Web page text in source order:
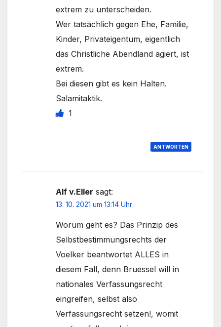
extrem zu unterscheiden.
Wer tatsächlich gegen Ehe, Familie,
Kinder, Privateigentum, eigentlich
das Christliche Abendland agiert, ist
extrem.
Bei diesen gibt es kein Halten.
Salamitaktik.
1
ANTWORTEN
Alf v.Eller sagt:
13. 10. 2021 um 13:14 Uhr
Worum geht es? Das Prinzip des
Selbstbestimmungsrechts der
Voelker beantwortet ALLES in
diesem Fall, denn Bruessel will in
nationales Verfassungsrecht
eingreifen, selbst also
Verfassungsrecht setzen!, womit